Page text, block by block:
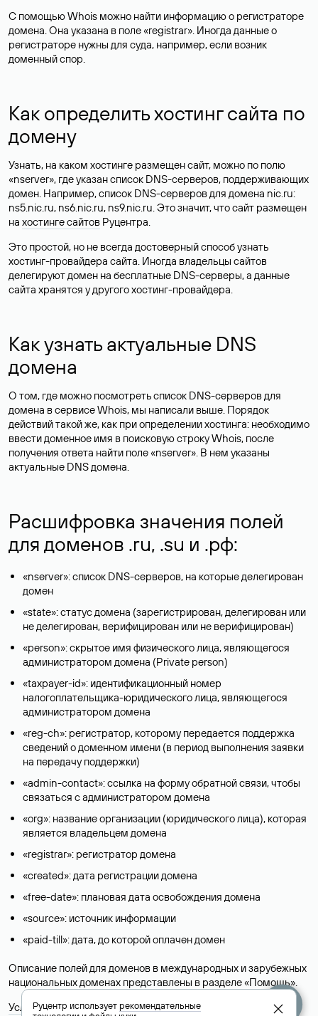
С помощью Whois можно найти информацию о регистраторе
домена. Она указана в поле «registrar». Иногда данные о
регистраторе нужны для суда, например, если возник
доменный спор.
Как определить хостинг сайта по
домену
Узнать, на каком хостинге размещен сайт, можно по полю
«nserver», где указан список DNS-серверов, поддерживающих
домен. Например, список DNS-серверов для домена nic.ru:
ns5.nic.ru, ns6.nic.ru, ns9.nic.ru. Это значит, что сайт размещен
на хостинге сайтов Руцентра.
Это простой, но не всегда достоверный способ узнать
хостинг-провайдера сайта. Иногда владельцы сайтов
делегируют домен на бесплатные DNS-серверы, а данные
сайта хранятся у другого хостинг-провайдера.
Как узнать актуальные DNS
домена
О том, где можно посмотреть список DNS-серверов для
домена в сервисе Whois, мы написали выше. Порядок
действий такой же, как при определении хостинга: необходимо
ввести доменное имя в поисковую строку Whois, после
получения ответа найти поле «nserver». В нем указаны
актуальные DNS домена.
Расшифровка значения полей
для доменов .ru, .su и .рф:
«nserver»: список DNS-серверов, на которые делегирован
домен
«state»: статус домена (зарегистрирован, делегирован или
не делегирован, верифицирован или не верифицирован)
«person»: скрытое имя физического лица, являющегося
администратором домена (Privatе person)
«taxpayer-id»: идентификационный номер
налогоплательщика-юридического лица, являющегося
администратором домена
«reg-ch»: регистратор, которому передается поддержка
сведений о доменном имени (в период выполнения заявки
на передачу поддержки)
«admin-contact»: ссылка на форму обратной связи, чтобы
связаться с администратором домена
«org»: название организации (юридического лица), которая
является владельцем домена
«registrar»: регистратор домена
«created»: дата регистрации домена
«free-date»: плановая дата освобождения домена
«source»: источник информации
«paid-till»: дата, до которой оплачен домен
Описание полей для доменов в международных и зарубежных
национальных доменах представлены в разделе «Помощь».
Условия использования Whois-сервиса
Руцентр используетрекомендательные